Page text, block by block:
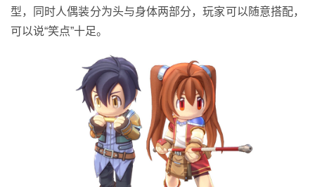
型，同时人偶装分为头与身体两部分，玩家可以随意搭配，
可以说“笑点”十足。